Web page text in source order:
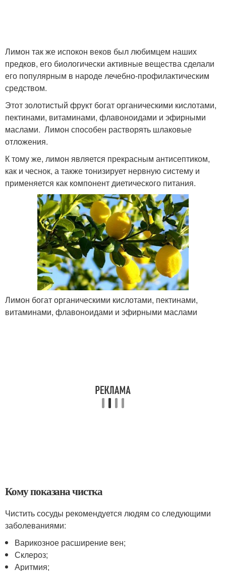
Лимон так же испокон веков был любимцем наших
предков, его биологически активные вещества сделали
его популярным в народе лечебно-профилактическим
средством.
Этот золотистый фрукт богат органическими кислотами,
пектинами, витаминами, флавоноидами и эфирными
маслами. Лимон способен растворять шлаковые
отложения.
К тому же, лимон является прекрасным антисептиком,
как и чеснок, а также тонизирует нервную систему и
применяется как компонент диетического питания.
Лимон богат органическими кислотами, пектинами,
витаминами, флавоноидами и эфирными маслами
Кому показана чистка
Чистить сосуды рекомендуется людям со следующими
заболеваниями:
Варикозное расширение вен;
Склероз;
Аритмия;